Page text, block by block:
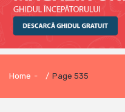
Home - / Page 535